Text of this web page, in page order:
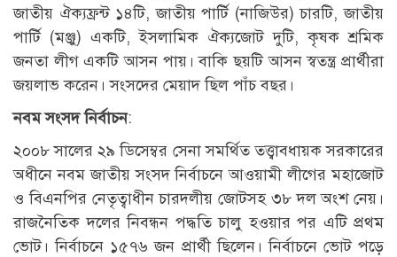
জাতীয় ঐক্যফ্রন্ট ১৪টি, জাতীয় পার্টি (নাজিউর) চারটি, জাতীয়
পার্টি (মঞ্জু) একটি, ইসলামিক ঐক্যজোট দুটি, কৃষক শ্রমিক
জনতা লীগ একটি আসন পায়। বাকি ছয়টি আসন স্বতন্ত্র প্রার্থীরা
জয়লাভ করেন। সংসদের মেয়াদ ছিল পাঁচ বছর।
নবম সংসদ নির্বাচন:
২০০৮ সালের ২৯ ডিসেম্বর সেনা সমর্থিত তত্ত্বাবধায়ক সরকারের
অধীনে নবম জাতীয় সংসদ নির্বাচনে আওয়ামী লীগের মহাজোট
ও বিএনপির নেতৃত্বাধীন চারদলীয় জোটসহ ৩৮ দল অংশ নেয়।
রাজনৈতিক দলের নিবন্ধন পদ্ধতি চালু হওয়ার পর এটি প্রথম
ভোট। নির্বাচনে ১৫৭৬ জন প্রার্থী ছিলেন। নির্বাচনে ভোট পড়ে